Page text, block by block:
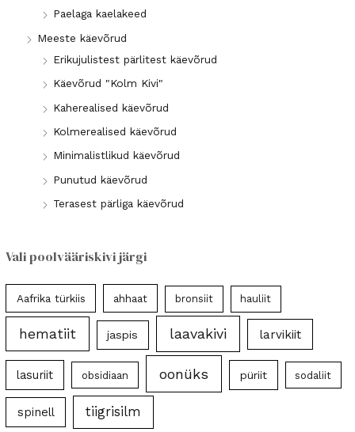
Paelaga kaelakeed
Meeste käevõrud
Erikujulistest pärlitest käevõrud
Käevõrud "Kolm Kivi"
Kaherealised käevõrud
Kolmerealised käevõrud
Minimalistlikud käevõrud
Punutud käevõrud
Terasest pärliga käevõrud
Vali poolvääriskivi järgi
Aafrika türkiis ahhaat bronsiit hauliit
hematiit jaspis laavakivi larvikiit
lasuriit obsidiaan oonüks püriit sodaliit
spinell tiigrisilm